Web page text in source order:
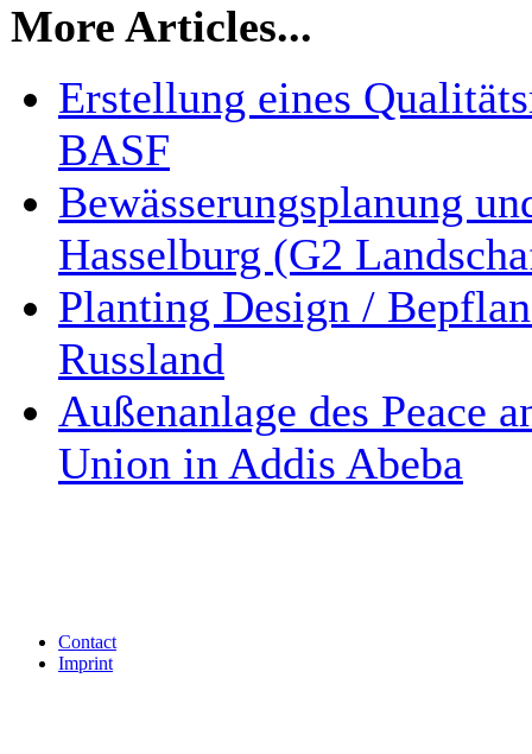
More Articles...
Erstellung eines
BASF
Bewässerungsplanung
Hasselburg (G2
Planting Design /
Russland
Außenanlage des Peace
Union in Addis Abeba
Contact
Imprint